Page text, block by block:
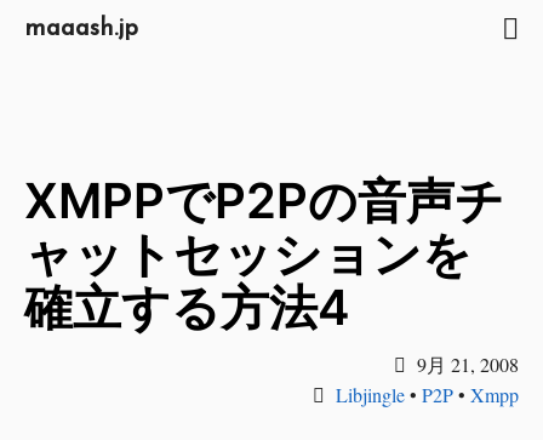
maaash.jp
XMPPでP2Pの音声チ
ャットセッションを
確立する方法4
9月 21, 2008
Libjingle• P2P• Xmpp